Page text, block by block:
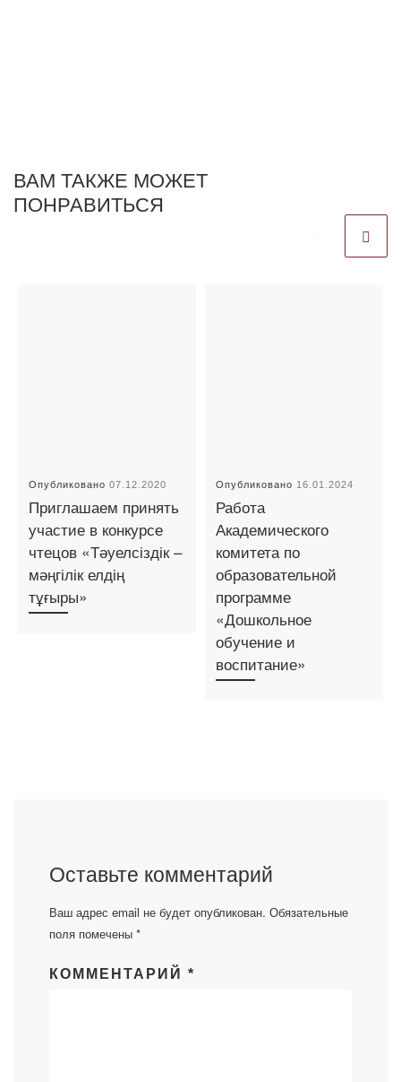
ВАМ ТАКЖЕ МОЖЕТ
ПОНРАВИТЬСЯ
Опубликовано07.12.2020
Приглашаем принять
участие в конкурсе
чтецов «Тәуелсіздік –
мәңгілік елдің
тұғыры»
Опубликовано 16.01.2024
Работа
Академического
комитета по
образовательной
программе
«Дошкольное
обучение и
воспитание»
Оставьте комментарий
Ваш адрес email не будет опубликован. Обязательные
поля помечены *
КОММЕНТАРИЙ *